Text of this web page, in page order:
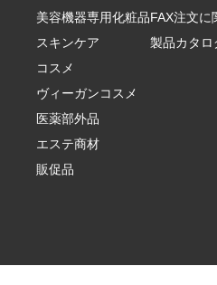
美容機器専用化粧品
スキンケア
コスメ
ヴィーガンコスメ
医薬部外品
エステ商材
販促品
FAX注文に
製品カタロ